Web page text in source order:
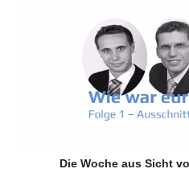
Die Woche aus Sicht